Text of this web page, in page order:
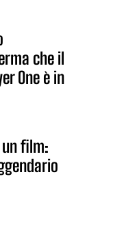
che il
One è in
film: